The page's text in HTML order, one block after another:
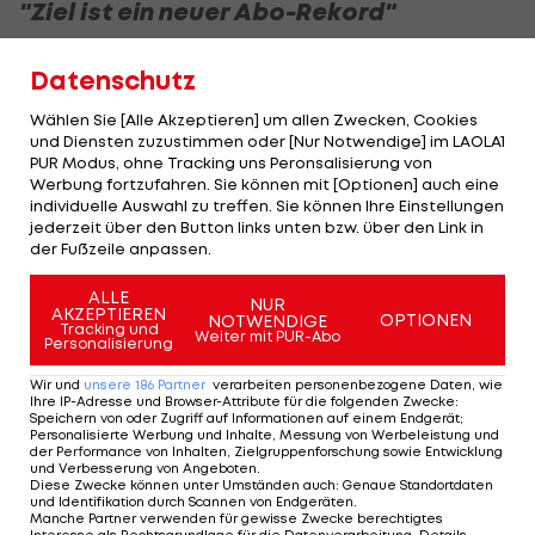
"Ziel ist ein neuer Abo-Rekord"
Obwohl der sportliche Turnaround nach zwei
schwachen Saisonen ausgerechnet ohne
Stimmung im Stadion gelang, sehnt man beim
Publikumsverein die Rückkehr der Fans herbei.
"Besonders freut mich, dass die Sturm-Familie
wieder gemeinsam im Stadion sein wird", blickt
Präsident und Trainingszaungast Christian Jauk
Er sieht Nachholeffekte: "Es herrscht eine gewisse
Euphorie, die auch am Verkauf der Dauerkarten
sichtbar ist", sagt Jauk. "Unser Ziel ist ein neuer
Abo-Rekord." Ein solcher würde im Bereich von
6.000 Karten liegen. Der offene Verkauf startete
am Montag.
Datenschutz
Wählen Sie [Alle Akzeptieren] um allen Zwecken, Cookies
und Diensten zuzustimmen oder [Nur Notwendige] im LAOLA1
PUR Modus, ohne Tracking uns Peronsalisierung von
Werbung fortzufahren. Sie können mit [Optionen] auch eine
individuelle Auswahl zu treffen. Sie können Ihre Einstellungen
jederzeit über den Button links unten bzw. über den Link in
der Fußzeile anpassen.
ALLE
AKZEPTIEREN
Tracking und
Personalisierung
NUR
NOTWENDIGE
Weiter mit PUR-Abo
OPTIONEN
Wir und unsere 186 Partner verarbeiten personenbezogene Daten, wie
Ihre IP-Adresse und Browser-Attribute für die folgenden Zwecke:
Speichern von oder Zugriff auf Informationen auf einem Endgerät;
Personalisierte Werbung und Inhalte, Messung von Werbeleistung und
der Performance von Inhalten, Zielgruppenforschung sowie Entwicklung
und Verbesserung von Angeboten.
Diese Zwecke können unter Umständen auch: Genaue Standortdaten
und Identifikation durch Scannen von Endgeräten.
Manche Partner verwenden für gewisse Zwecke berechtigtes